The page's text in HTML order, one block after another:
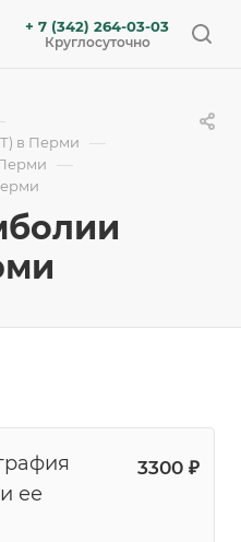
+ 7 (342) 264-03-03
Круглосуточно
в Перми —
—
ее
3300 ₽